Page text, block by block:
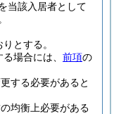
当該入居者として
とする。
場合には、 前項の
する必要があると
均衡上必要がある